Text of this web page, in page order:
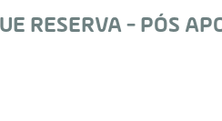
RESERVA - PÓS